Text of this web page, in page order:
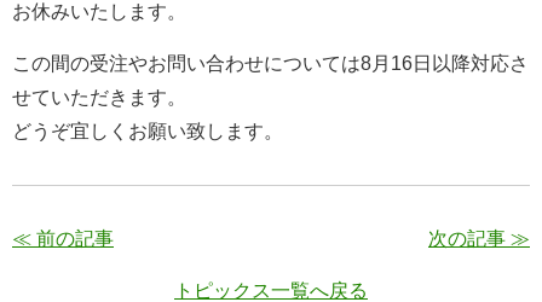
お休みいたします。
この間の受注やお問い合わせについては8月16日以降対応さ
せていただきます。
どうぞ宜しくお願い致します。
≪ 前の記事 次の記事 ≫
トピックス一覧へ戻る